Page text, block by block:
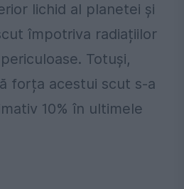
lichid al planetei și
împotriva radiațiilor
Totuși,
forța acestui scut s-a
10% în ultimele